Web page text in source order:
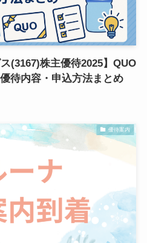
(3167)株主優待2025】QUO
待内容・申込方法まとめ
優待案内